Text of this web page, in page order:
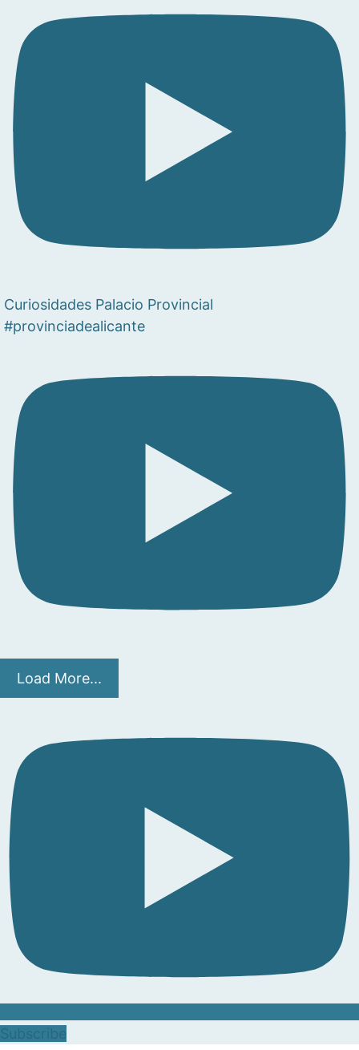
Curiosidades Palacio Provincial
#provinciadealicante
Load More...